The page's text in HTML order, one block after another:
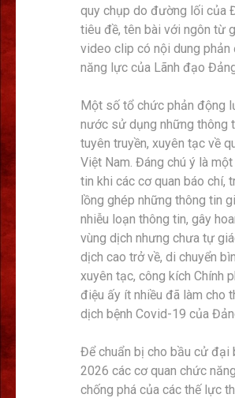
quy chụp do đường lối của
tiêu đề, tên bài với ngôn từ
video clip có nội dung phản
năng lực của Lãnh đạo
Một số tổ chức phản động
nước sử dụng những thông
tuyên truyền, xuyên tạc về
Việt Nam. Đáng chú ý là
tin khi các cơ quan báo chí,
lồng ghép những thông tin
nhiễu loạn thông tin, gây
vùng dịch nhưng chưa tự
dịch cao trở về, di chuyển
xuyên tạc, công kích Chính
điệu ấy ít nhiều đã làm cho
dịch bệnh Covid-19 của
Để chuẩn bị cho bầu cử đại
2026 các cơ quan chức
chống phá của các thế lực